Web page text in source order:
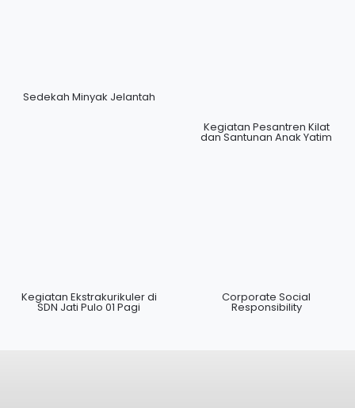
Sedekah Minyak Jelantah
Kegiatan Pesantren Kilat
dan Santunan Anak Yatim
Kegiatan Ekstrakurikuler di
SDN Jati Pulo 01 Pagi
Corporate Social
Responsibility